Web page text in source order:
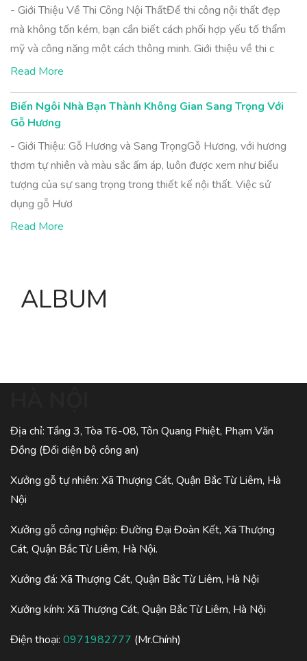
- Giới Thiệu Về Thi Công Nội ThấtĐể thi công nội thất đẹp
mà không tốn kém, bạn cần biết cách phối hợp yếu tố thẩm
mỹ và công năng một cách thông minh. Giới thiệu về thi c
Read More
Biến Ngôi Nhà Bạn Thành Không Gian Sang Trọng Với
Gỗ Hương
- Giới Thiệu: Gỗ Hương và Sang TrọngGỗ Hương, với hương
thơm tự nhiên và màu sắc ấm áp, luôn được xem như biểu
tượng của sự sang trọng trong thiết kế nội thất. Việc sử
dụng gỗ Hươ
Read More
ALBUM
Địa chỉ: Tầng 3, Tòa T6-08, Tôn Quang Phiệt, Phạm Văn
Đồng (Đối diện bộ công an)
Xưởng gỗ tự nhiên: Xã Thượng Cát, Quận Bắc Từ Liêm, Hà
Nội
Xưởng gỗ công nghiệp: Đường Đại Đoàn Kết, Xã Thượng
Cát, Quận Bắc Từ Liêm, Hà Nội.
Xưởng đá: Xã Thượng Cát, Quận Bắc Từ Liêm, Hà Nội
Xưởng kính: Xã Thượng Cát, Quận Bắc Từ Liêm, Hà Nội
Điện thoại: 0971982777 (Mr.Chính)